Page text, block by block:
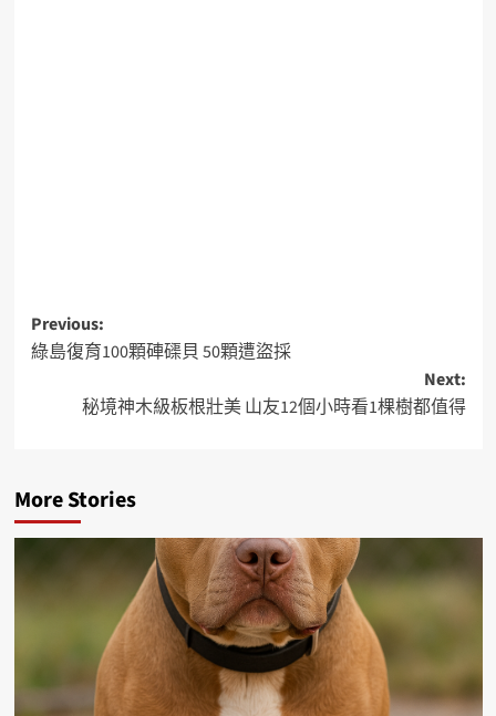
Previous:
綠島復育100顆硨磲貝 50顆遭盜採
Next:
秘境神木級板根壯美 山友12個小時看1棵樹都值得
More Stories